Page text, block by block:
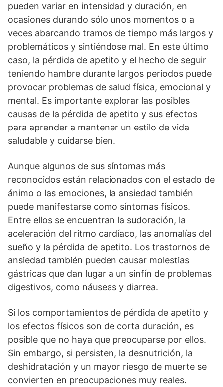
pueden variar en intensidad y duración, en
ocasiones durando sólo unos momentos o a
veces abarcando tramos de tiempo más largos y
problemáticos y sintiéndose mal. En este último
caso, la pérdida de apetito y el hecho de seguir
teniendo hambre durante largos periodos puede
provocar problemas de salud física, emocional y
mental. Es importante explorar las posibles
causas de la pérdida de apetito y sus efectos
para aprender a mantener un estilo de vida
saludable y cuidarse bien.
Aunque algunos de sus síntomas más
reconocidos están relacionados con el estado de
ánimo o las emociones, la ansiedad también
puede manifestarse como síntomas físicos.
Entre ellos se encuentran la sudoración, la
aceleración del ritmo cardíaco, las anomalías del
sueño y la pérdida de apetito. Los trastornos de
ansiedad también pueden causar molestias
gástricas que dan lugar a un sinfín de problemas
digestivos, como náuseas y diarrea.
Si los comportamientos de pérdida de apetito y
los efectos físicos son de corta duración, es
posible que no haya que preocuparse por ellos.
Sin embargo, si persisten, la desnutrición, la
deshidratación y un mayor riesgo de muerte se
convierten en preocupaciones muy reales.